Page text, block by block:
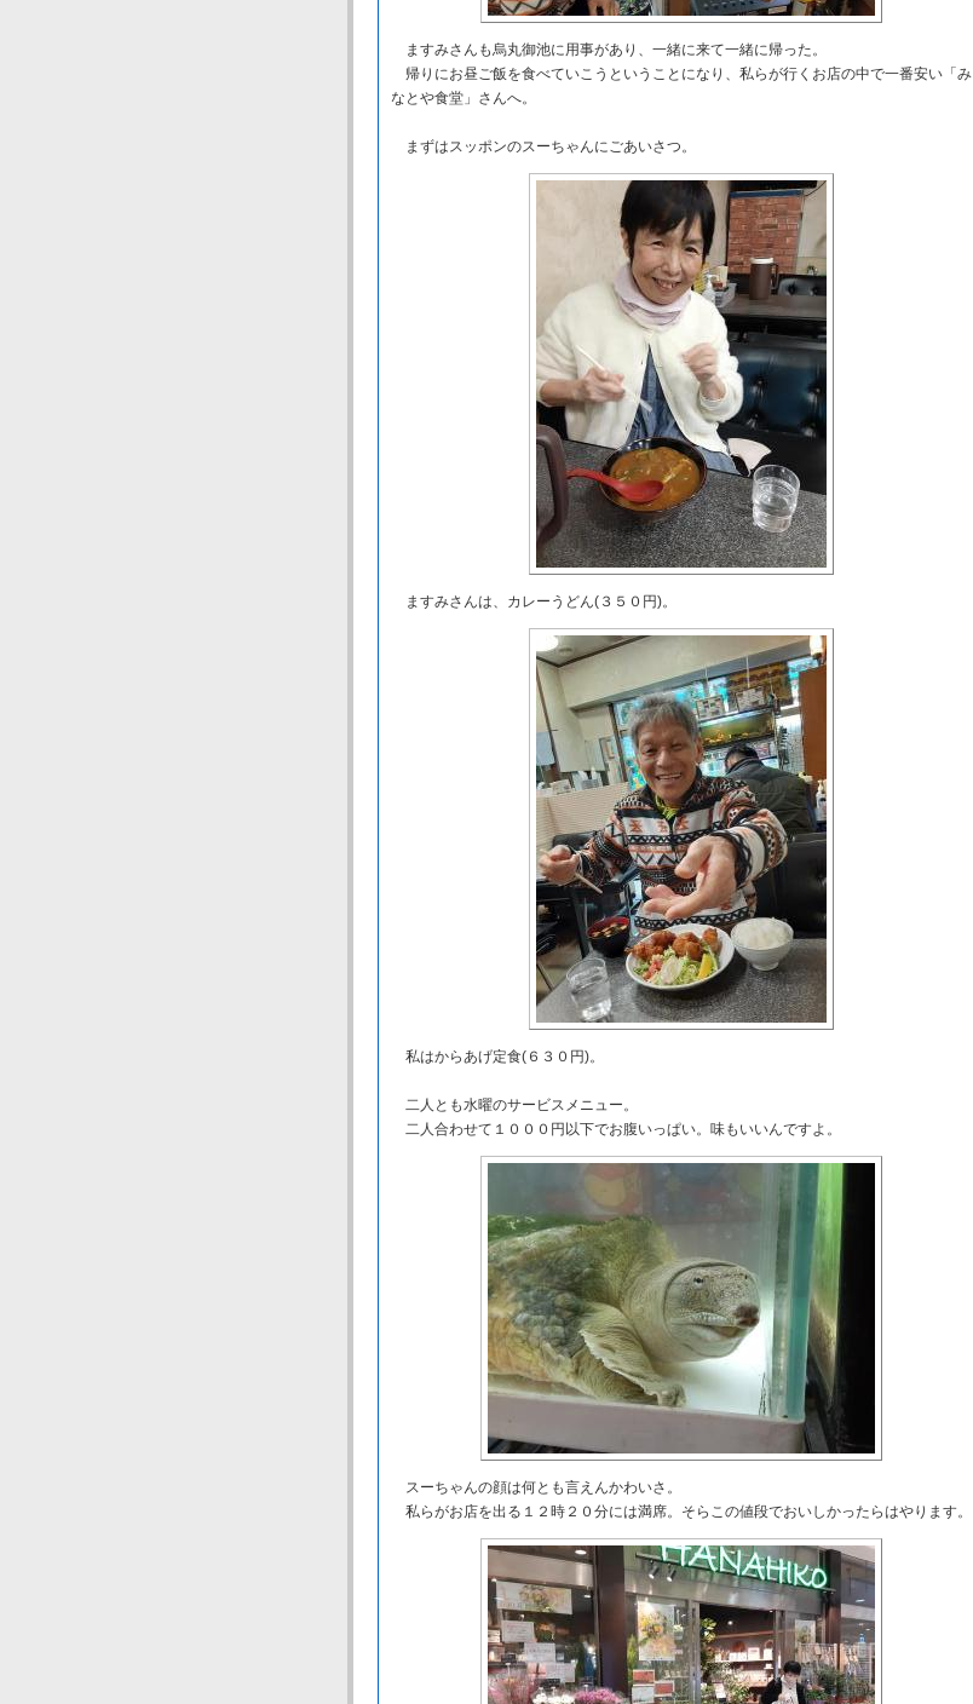
ますみさんも烏丸御池に用事があり、一緒に来て一緒に帰った。
帰りにお昼ご飯を食べていこうということになり、私らが行くお店の中で一番安い「み
なとや食堂」さんへ。
まずはスッポンのスーちゃんにごあいさつ。
ますみさんは、カレーうどん(３５０円)。
私はからあげ定食(６３０円)。
二人とも水曜のサービスメニュー。
二人合わせて１０００円以下でお腹いっぱい。味もいいんですよ。
スーちゃんの顔は何とも言えんかわいさ。
私らがお店を出る１２時２０分には満席。そらこの値段でおいしかったらはやります。